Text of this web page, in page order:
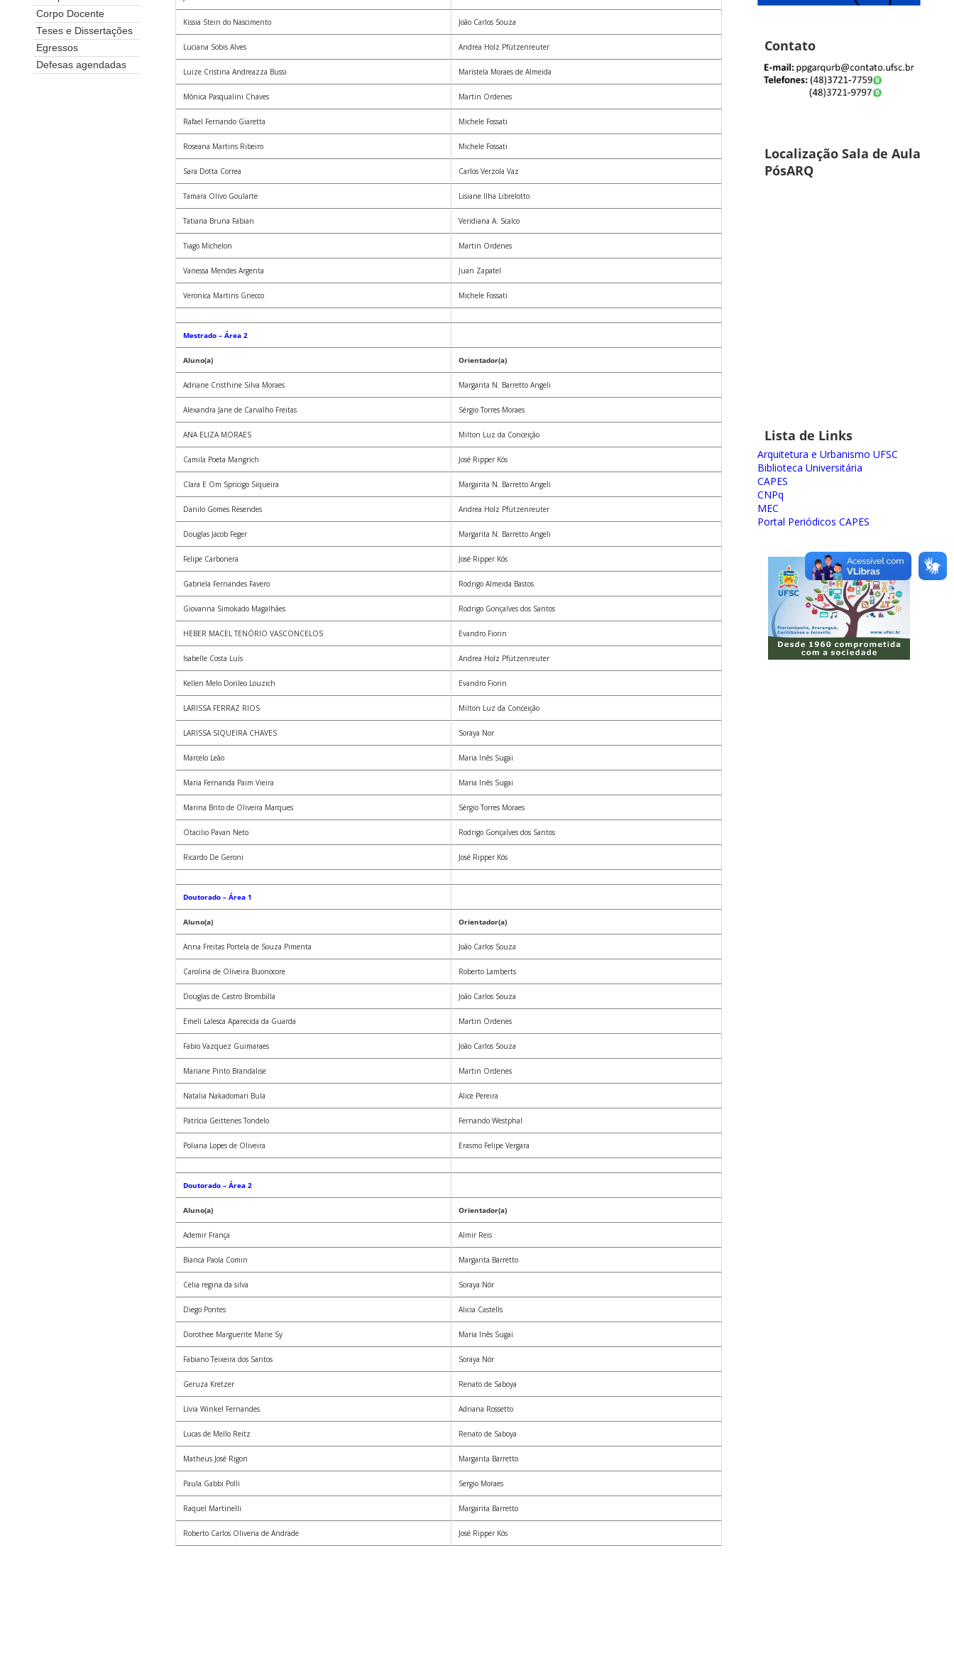
Corpo Docente
Teses e Dissertações
Egressos
Defesas agendadas
Kissia Stein do Nascimento João Carlos Souza
Luciana Sobis Alves Andrea Holz Pfützenreuter
Luize Cristina Andreazza Bussi Maristela Moraes de Almeida
Mônica Pasqualini Chaves Martin Ordenes
Rafael Fernando Giaretta Michele Fossati
Roseana Martins Ribeiro Michele Fossati
Sara Dotta Correa Carlos Verzola Vaz
Tamara Olivo Goularte Lisiane Ilha Librelotto
Tatiana Bruna Fabian Veridiana A. Scalco
Tiago Michelon Martin Ordenes
Vanessa Mendes Argenta Juan Zapatel
Veronica Martins Gnecco Michele Fossati
Mestrado – Área 2
Aluno(a) Orientador(a)
Adriane Cristhine Silva Moraes Margarita N. Barretto Angeli
Alexandra Jane de Carvalho Freitas Sérgio Torres Moraes
ANA ELIZA MORAES Milton Luz da Conceição
Camila Poeta Mangrich José Ripper Kós
Clara E Om Spricigo Siqueira Margarita N. Barretto Angeli
Danilo Gomes Resendes Andrea Holz Pfützenreuter
Douglas Jacob Feger Margarita N. Barretto Angeli
Felipe Carbonera José Ripper Kós
Gabriela Fernandes Favero Rodrigo Almeida Bastos
Giovanna Simokado Magalhães Rodrigo Gonçalves dos Santos
HEBER MACEL TENÓRIO VASCONCELOS Evandro Fiorin
Isabelle Costa Luís Andrea Holz Pfützenreuter
Kellen Melo Dorileo Louzich Evandro Fiorin
LARISSA FERRAZ RIOS Milton Luz da Conceição
LARISSA SIQUEIRA CHAVES Soraya Nor
Marcelo Leão Maria Inês Sugai
Maria Fernanda Paim Vieira Maria Inês Sugai
Marina Brito de Oliveira Marques Sérgio Torres Moraes
Otacilio Pavan Neto Rodrigo Gonçalves dos Santos
Ricardo De Geroni José Ripper Kós
Doutorado – Área 1
Aluno(a) Orientador(a)
Anna Freitas Portela de Souza Pimenta João Carlos Souza
Carolina de Oliveira Buonocore Roberto Lamberts
Douglas de Castro Brombilla João Carlos Souza
Emeli Lalesca Aparecida da Guarda Martin Ordenes
Fabio Vazquez Guimaraes João Carlos Souza
Mariane Pinto Brandalise Martin Ordenes
Natalia Nakadomari Bula Alice Pereira
Patrícia Geittenes Tondelo Fernando Westphal
Poliana Lopes de Oliveira Erasmo Felipe Vergara
Doutorado – Área 2
Aluno(a) Orientador(a)
Ademir França Almir Reis
Bianca Paola Comin Margarita Barretto
Celia regina da silva Soraya Nór
Diego Pontes Alicia Castells
Dorothee Marguerite Marie Sy Maria Inês Sugai
Fabiano Teixeira dos Santos Soraya Nór
Geruza Kretzer Renato de Saboya
Lívia Winkel Fernandes Adriana Rossetto
Lucas de Mello Reitz Renato de Saboya
Matheus José Rigon Margarita Barretto
Paula Gabbi Polli Sergio Moraes
Raquel Martinelli Margarita Barretto
Roberto Carlos Oliveria de Andrade José Ripper Kós
Contato
Localização Sala de Aula
PósARQ
Lista de Links
Arquitetura e Urbanismo UFSC
Biblioteca Universitária
CAPES
CNPq
MEC
Portal Periódicos CAPES